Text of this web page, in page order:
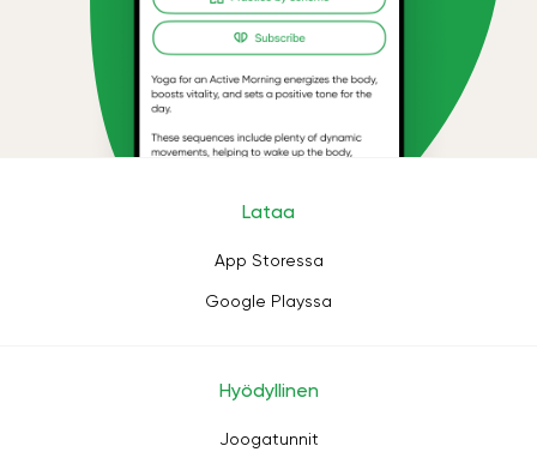
Lataa
App Storessa
Google Playssa
Hyödyllinen
Joogatunnit